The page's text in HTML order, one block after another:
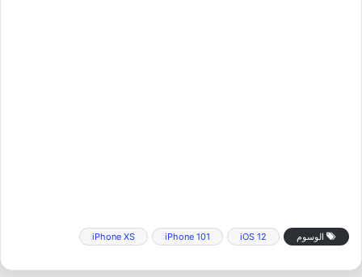
الوسوم iOS 12
iPhone 101
iPhone XS